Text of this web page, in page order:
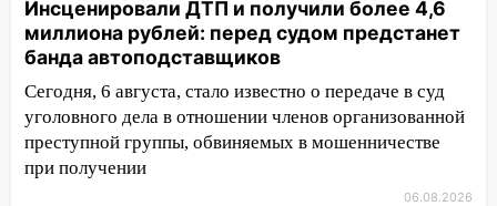
баскетбола!
17:08 Ульяновский областной суд
оставил в силе приговор руководству
«УльяновскФармации» за махинации на
3,2 млн рублей
16:09
Ветераны легкой атлетики из
Инсценировали ДТП и получили более 4,6
миллиона рублей: перед судом предстанет
банда автоподставщиков
Сегодня, 6 августа, стало известно о передаче в суд
уголовного дела в отношении членов организованной
преступной группы, обвиняемых в мошенничестве
при получении
06.08.2026